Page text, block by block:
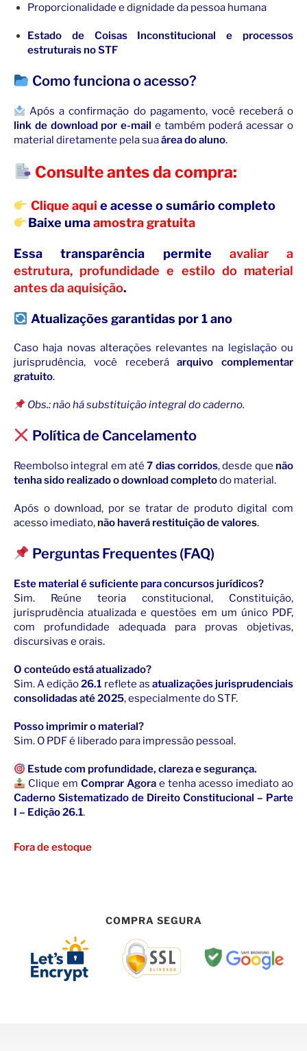
Proporcionalidade e dignidade da pessoa humana
Estado de Coisas Inconstitucional e processos
estruturais no STF
Como funciona o acesso?
Após a confirmação do pagamento, você receberá o
link de download por e-mail e também poderá acessar o
material diretamente pela suaárea do aluno.
Consulte antes da compra:
Clique aqui e acesse o sumário completo
Baixe umaamostra gratuita
Essa transparência permite avaliar a
estrutura, profundidade e estilo do material
antes da aquisição.
Atualizações garantidas por 1 ano
Caso haja novas alterações relevantes na legislação ou
jurisprudência, você receberáarquivo complementar
gratuito.
Obs.: não há substituição integral do caderno.
Política de Cancelamento
Reembolso integral em até7 dias corridos, desde que não
tenha sido realizado o download completodo material.
Após o download, por se tratar de produto digital com
acesso imediato, não haverá restituição de valores.
Perguntas Frequentes (FAQ)
Este material é suficiente para concursos jurídicos?
Sim. Reúne teoria constitucional, Constituição,
jurisprudência atualizada e questões em um único PDF,
com profundidade adequada para provas objetivas,
discursivas e orais.
O conteúdo está atualizado?
Sim. A edição26.1 reflete as atualizações jurisprudenciais
consolidadas até 2025, especialmente do STF.
Posso imprimir o material?
Sim. O PDF é liberado para impressão pessoal.
Estude com profundidade, clareza e segurança.
Clique emComprar Agora e tenha acesso imediato ao
Caderno Sistematizado de Direito Constitucional – Parte
I – Edição 26.1.
Fora de estoque
COMPRA SEGURA